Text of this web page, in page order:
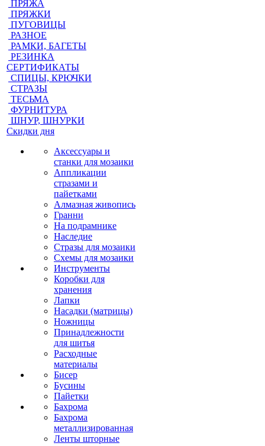
ПРЯЖА
ПРЯЖКИ
ПУГОВИЦЫ
РАЗНОЕ
РАМКИ, БАГЕТЫ
РЕЗИНКА
СЕРТИФИКАТЫ
СПИЦЫ, КРЮЧКИ
СТРАЗЫ
ТЕСЬМА
ФУРНИТУРА
ШНУР, ШНУРКИ
Скидки дня
Аксессуары и
станки для мозаики
Аппликации
стразами и
пайетками
Алмазная живопись
Гранни
На подрамнике
Наследие
Стразы для мозаики
Схемы для мозаики
Инструменты
Коробки для
хранения
Лапки
Насадки (матрицы)
Ножницы
Принадлежности
для шитья
Расходные
материалы
Бисер
Бусины
Пайетки
Бахрома
Бахрома
металлизированная
Ленты шторные